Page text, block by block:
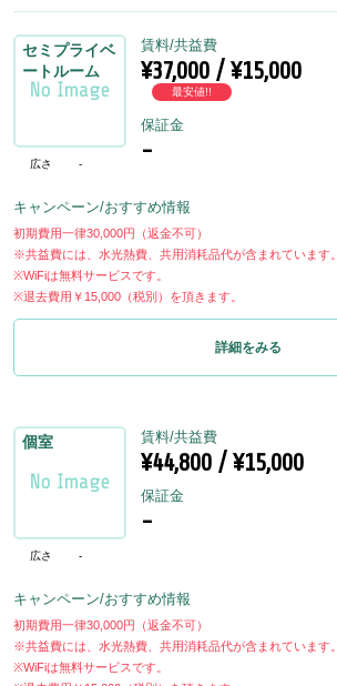
セミプライベ
ートルーム
広さ -
賃料/共益費
¥37,000 / ¥15,000
最安値!!
保証金
-
キャンペーン/おすすめ情報
初期費用一律30,000円（返金不可）
※共益費には、水光熱費、共用消耗品代が含まれています。
※WiFiは無料サービスです。
※退去費用￥15,000（税別）を頂きます。
詳細をみる
個室
広さ -
賃料/共益費
¥44,800 / ¥15,000
保証金
-
キャンペーン/おすすめ情報
初期費用一律30,000円（返金不可）
※共益費には、水光熱費、共用消耗品代が含まれています。
※WiFiは無料サービスです。